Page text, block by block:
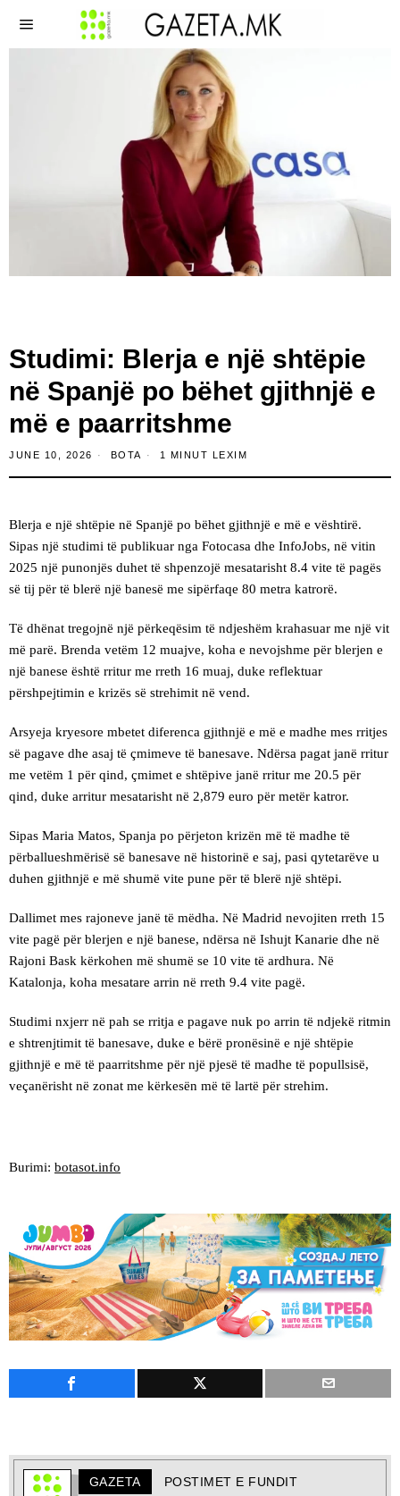
Studimi: Blerja e një shtëpie
në Spanjë po bëhet gjithnjë e
më e paarritshme
JUNE 10, 2026 BOTA 1 MINUT LEXIM
Blerja e një shtëpie në Spanjë po bëhet gjithnjë e më e vështirë.
Sipas një studimi të publikuar nga Fotocasa dhe InfoJobs, në vitin
2025 një punonjës duhet të shpenzojë mesatarisht 8.4 vite të pagës
së tij për të blerë një banesë me sipërfaqe 80 metra katrorë.
Të dhënat tregojnë një përkeqësim të ndjeshëm krahasuar me një vit
më parë. Brenda vetëm 12 muajve, koha e nevojshme për blerjen e
një banese është rritur me rreth 16 muaj, duke reflektuar
përshpejtimin e krizës së strehimit në vend.
Arsyeja kryesore mbetet diferenca gjithnjë e më e madhe mes rritjes
së pagave dhe asaj të çmimeve të banesave. Ndërsa pagat janë rritur
me vetëm 1 për qind, çmimet e shtëpive janë rritur me 20.5 për
qind, duke arritur mesatarisht në 2,879 euro për metër katror.
Sipas Maria Matos, Spanja po përjeton krizën më të madhe të
përballueshmërisë së banesave në historinë e saj, pasi qytetarëve u
duhen gjithnjë e më shumë vite pune për të blerë një shtëpi.
Dallimet mes rajoneve janë të mëdha. Në Madrid nevojiten rreth 15
vite pagë për blerjen e një banese, ndërsa në Ishujt Kanarie dhe në
Rajoni Bask kërkohen më shumë se 10 vite të ardhura. Në
Katalonja, koha mesatare arrin në rreth 9.4 vite pagë.
Studimi nxjerr në pah se rritja e pagave nuk po arrin të ndjekë ritmin
e shtrenjtimit të banesave, duke e bërë pronësinë e një shtëpie
gjithnjë e më të paarritshme për një pjesë të madhe të popullsisë,
veçanërisht në zonat me kërkesën më të lartë për strehim.
Burimi: botasot.info
GAZETA POSTIMET E FUNDIT